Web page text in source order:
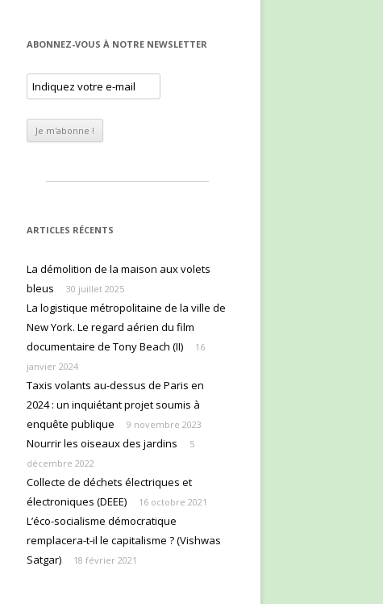
ABONNEZ-VOUS À NOTRE NEWSLETTER
ARTICLES RÉCENTS
La démolition de la maison aux volets
bleus
30 juillet 2025
La logistique métropolitaine de la ville de
New York. Le regard aérien du film
documentaire de Tony Beach (II)
16
janvier 2024
Taxis volants au-dessus de Paris en
2024 : un inquiétant projet soumis à
enquête publique
9 novembre 2023
Nourrir les oiseaux des jardins
5
décembre 2022
Collecte de déchets électriques et
électroniques (DEEE)
16 octobre 2021
L’éco-socialisme démocratique
remplacera-t-il le capitalisme ? (Vishwas
Satgar)
18 février 2021